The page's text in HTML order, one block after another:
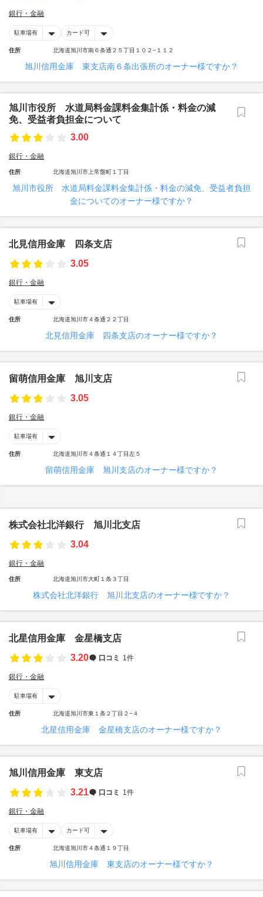
銀行・金融
駐車場有 カード可
住所 北海道旭川市南６条通２５丁目１０２−１１２
旭川信用金庫 東支店南６条出張所のオーナー様ですか？
旭川市役所 水道局料金課料金集計係・料金の減
免、受益者負担金について
3.00
銀行・金融
住所 北海道旭川市上常盤町１丁目
旭川市役所 水道局料金課料金集計係・料金の減免、受益者負担
金についてのオーナー様ですか？
北見信用金庫 四条支店
3.05
銀行・金融
駐車場有
住所 北海道旭川市４条通２２丁目
北見信用金庫 四条支店のオーナー様ですか？
留萌信用金庫 旭川支店
3.05
銀行・金融
駐車場有
住所 北海道旭川市４条通１４丁目左５
留萌信用金庫 旭川支店のオーナー様ですか？
株式会社北洋銀行 旭川北支店
3.04
銀行・金融
住所 北海道旭川市大町１条３丁目
株式会社北洋銀行 旭川北支店のオーナー様ですか？
北星信用金庫 金星橋支店
3.20
口コミ 1件
銀行・金融
駐車場有
住所 北海道旭川市東１条２丁目２−４
北星信用金庫 金星橋支店のオーナー様ですか？
旭川信用金庫 東支店
3.21
口コミ 1件
銀行・金融
駐車場有 カード可
住所 北海道旭川市４条通１９丁目
旭川信用金庫 東支店のオーナー様ですか？